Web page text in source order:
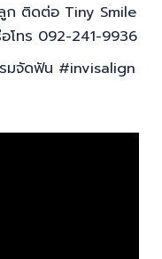
ก ติดต่อ Tiny Smile
โทร 092-241-9936
จัดฟัน #invisalign